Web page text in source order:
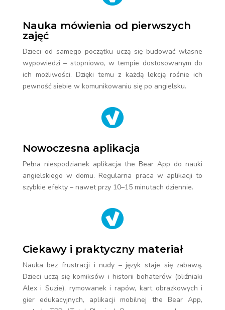
Nauka mówienia od pierwszych
zajęć
Dzieci od samego początku uczą się budować własne
wypowiedzi – stopniowo, w tempie dostosowanym do
ich możliwości. Dzięki temu z każdą lekcją rośnie ich
pewność siebie w komunikowaniu się po angielsku.
Nowoczesna aplikacja
Pełna niespodzianek aplikacja the Bear App do nauki
angielskiego w domu. Regularna praca w aplikacji to
szybkie efekty – nawet przy 10–15 minutach dziennie.
Ciekawy i praktyczny materiał
Nauka bez frustracji i nudy – język staje się zabawą.
Dzieci uczą się komiksów i historii bohaterów (bliźniaki
Alex i Suzie), rymowanek i rapów, kart obrazkowych i
gier edukacyjnych, aplikacji mobilnej the Bear App,